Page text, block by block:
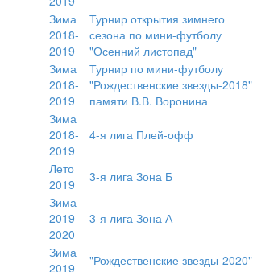
Зима
2018-
2019
Турнир открытия зимнего
сезона по мини-футболу
"Осенний листопад"
Зима
2018-
2019
Турнир по мини-футболу
"Рождественские звезды-2018"
памяти В.В. Воронина
Зима
2018-
2019
4-я лига Плей-офф
Лето
2019
3-я лига Зона Б
Зима
2019-
2020
3-я лига Зона А
Зима
2019-
"Рождественские звезды-2020"